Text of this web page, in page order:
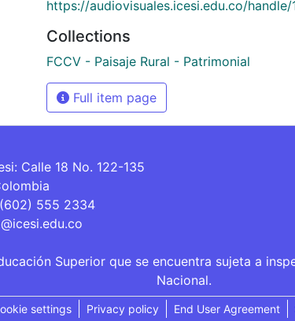
https://audiovisuales.icesi.edu.co/
Collections
FCCV - Paisaje Rural - Patrimonial
Full item page
Calle 18 No. 122-135
555 2334
Superior que se encuentra sujeta a
Nacional.
settings Privacy policy End User Agreement